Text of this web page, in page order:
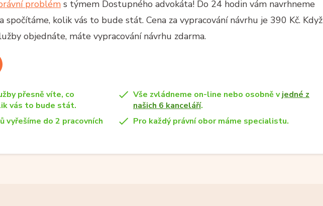
problém s týmem Dostupného advokáta! Do 24 hodin vám navrhneme
spočítáme, kolik vás to bude stát. Cena za vypracování návrhu je 390 Kč. Když
objednáte, máte vypracování návrhu zdarma.
přesně víte, co
vás to bude stát.
Vše zvládneme on-line nebo osobně vjedné z
našich 6 kanceláří.
vyřešíme do 2 pracovních
Pro každý právní obor máme specialistu.